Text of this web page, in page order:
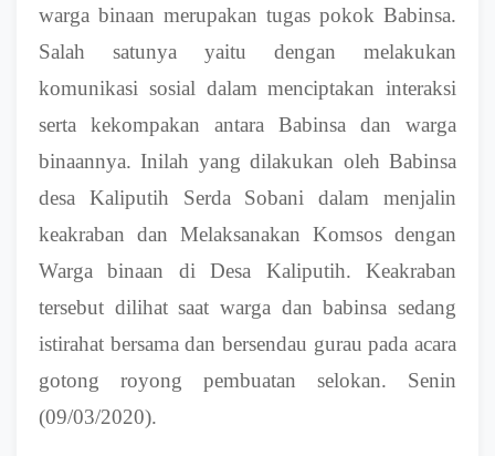
warga binaan merupakan tugas pokok Babinsa.
Salah satunya yaitu dengan melakukan
komunikasi sosial dalam menciptakan interaksi
serta kekompakan antara Babinsa dan warga
binaannya. Inilah yang dilakukan oleh Babinsa
desa Kaliputih Serda Sobani dalam menjalin
keakraban dan Melaksanakan Komsos dengan
Warga binaan di Desa Kaliputih. Keakraban
tersebut dilihat saat warga dan babinsa sedang
istirahat bersama dan bersendau gurau pada acara
gotong royong pembuatan selokan. Senin
(09/03/2020).